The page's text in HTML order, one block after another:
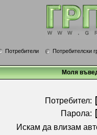
Потребители
Потребителски
Моля
Потребител:
Парола:
Искам да влизам